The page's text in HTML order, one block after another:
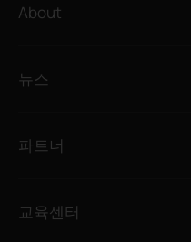
About
뉴스
파트너
교육센터